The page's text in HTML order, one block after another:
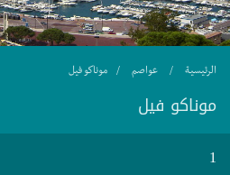
الرئيسية عواصم موناكو فيل
موناكو فيل
1